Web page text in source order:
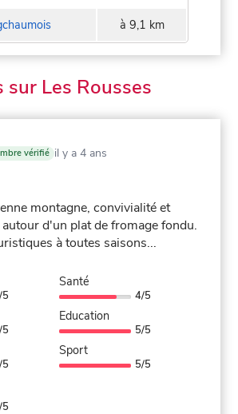
à 9,1 km
sur Les Rousses
vérifié il y a 4 ans
montagne, convivialité et
d'un plat de fromage fondu.
à toutes saisons...
5
Santé
4/5
Education
5/5
Sport
5/5